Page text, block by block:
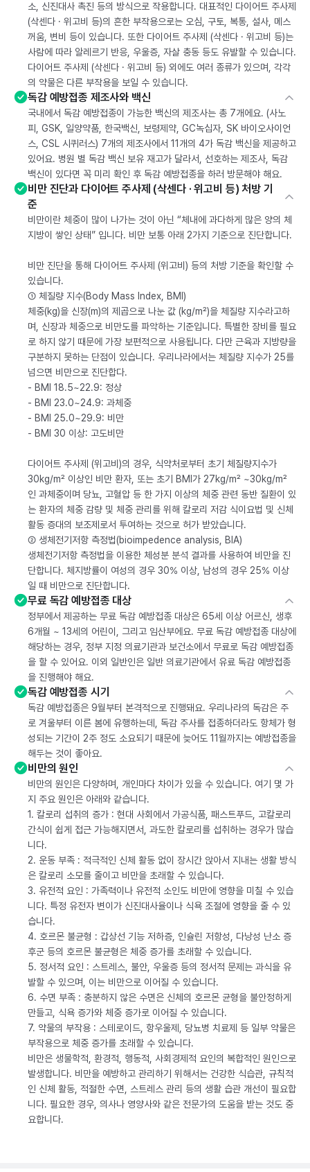
소, 신진대사 촉진 등의 방식으로 작용합니다. 대표적인 다이어트 주사제
(삭센다 · 위고비 등)의 흔한 부작용으로는 오심, 구토, 복통, 설사, 메스
꺼움, 변비 등이 있습니다. 또한 다이어트 주사제 (삭센다 · 위고비 등)는
사람에 따라 알레르기 반응, 우울증, 자살 충동 등도 유발할 수 있습니다.
다이어트 주사제 (삭센다 · 위고비 등) 외에도 여러 종류가 있으며, 각각
의 약물은 다른 부작용을 보일 수 있습니다.
독감 예방접종 제조사와 백신
국내에서 독감 예방접종이 가능한 백신의 제조사는 총 7개에요. (사노
피, GSK, 일양약품, 한국백신, 보령제약, GC녹십자, SK 바이오사이언
스, CSL 시퀴러스) 7개의 제조사에서 11개의 4가 독감 백신을 제공하고
있어요. 병원 별 독감 백신 보유 재고가 달라서, 선호하는 제조사, 독감
백신이 있다면 꼭 미리 확인 후 독감 예방접종을 하러 방문해야 해요.
비만 진단과 다이어트 주사제 (삭센다 · 위고비 등) 처방 기
준
비만이란 체중이 많이 나가는 것이 아닌 “체내에 과다하게 많은 양의 체
지방이 쌓인 상태” 입니다. 비만 보통 아래 2가지 기준으로 진단합니다.
비만 진단을 통해 다이어트 주사제 (위고비) 등의 처방 기준을 확인할 수
있습니다.
① 체질량 지수(Body Mass Index, BMI)
체중(kg)을 신장(m)의 제곱으로 나눈 값 (kg/m²)을 체질량 지수라고하
며, 신장과 체중으로 비만도를 파악하는 기준입니다. 특별한 장비를 필요
로 하지 않기 때문에 가장 보편적으로 사용됩니다. 다만 근육과 지방량을
구분하지 못하는 단점이 있습니다. 우리나라에서는 체질량 지수가 25를
넘으면 비만으로 진단합다.
- BMI 18.5~22.9: 정상
- BMI 23.0~24.9: 과체중
- BMI 25.0~29.9: 비만
- BMI 30 이상: 고도비만
다이어트 주사제 (위고비)의 경우, 식약처로부터 초기 체질량지수가
30kg/m² 이상인 비만 환자, 또는 초기 BMI가 27kg/m² ~30kg/m²
인 과체중이며 당뇨, 고혈압 등 한 가지 이상의 체중 관련 동반 질환이 있
는 환자의 체중 감량 및 체중 관리를 위해 칼로리 저감 식이요법 및 신체
활동 증대의 보조제로서 투여하는 것으로 허가 받았습니다.
② 생체전기저항 측정법(bioimpedence analysis, BIA)
생체전기저항 측정법을 이용한 체성분 분석 결과를 사용하여 비만을 진
단합니다. 체지방률이 여성의 경우 30% 이상, 남성의 경우 25% 이상
일 때 비만으로 진단합니다.
무료 독감 예방접종 대상
정부에서 제공하는 무료 독감 예방접종 대상은 65세 이상 어르신, 생후
6개월 ~ 13세의 어린이, 그리고 임산부에요. 무료 독감 예방접종 대상에
해당하는 경우, 정부 지정 의료기관과 보건소에서 무료로 독감 예방접종
을 할 수 있어요. 이외 일반인은 일반 의료기관에서 유료 독감 예방접종
을 진행해야 해요.
독감 예방접종 시기
독감 예방접종은 9월부터 본격적으로 진행돼요. 우리나라의 독감은 주
로 겨울부터 이른 봄에 유행하는데, 독감 주사를 접종하더라도 항체가 형
성되는 기간이 2주 정도 소요되기 때문에 늦어도 11월까지는 예방접종을
해두는 것이 좋아요.
비만의 원인
비만의 원인은 다양하며, 개인마다 차이가 있을 수 있습니다. 여기 몇 가
지 주요 원인은 아래와 같습니다.
1. 칼로리 섭취의 증가 : 현대 사회에서 가공식품, 패스트푸드, 고칼로리
간식이 쉽게 접근 가능해지면서, 과도한 칼로리를 섭취하는 경우가 많습
니다.
2. 운동 부족 : 적극적인 신체 활동 없이 장시간 앉아서 지내는 생활 방식
은 칼로리 소모를 줄이고 비만을 초래할 수 있습니다.
3. 유전적 요인 : 가족력이나 유전적 소인도 비만에 영향을 미칠 수 있습
니다. 특정 유전자 변이가 신진대사율이나 식욕 조절에 영향을 줄 수 있
습니다.
4. 호르몬 불균형 : 갑상선 기능 저하증, 인슐린 저항성, 다낭성 난소 증
후군 등의 호르몬 불균형은 체중 증가를 초래할 수 있습니다.
5. 정서적 요인 : 스트레스, 불안, 우울증 등의 정서적 문제는 과식을 유
발할 수 있으며, 이는 비만으로 이어질 수 있습니다.
6. 수면 부족 : 충분하지 않은 수면은 신체의 호르몬 균형을 불안정하게
만들고, 식욕 증가와 체중 증가로 이어질 수 있습니다.
7. 약물의 부작용 : 스테로이드, 항우울제, 당뇨병 치료제 등 일부 약물은
부작용으로 체중 증가를 초래할 수 있습니다.
비만은 생물학적, 환경적, 행동적, 사회경제적 요인의 복합적인 원인으로
발생합니다. 비만을 예방하고 관리하기 위해서는 건강한 식습관, 규칙적
인 신체 활동, 적절한 수면, 스트레스 관리 등의 생활 습관 개선이 필요합
니다. 필요한 경우, 의사나 영양사와 같은 전문가의 도움을 받는 것도 중
요합니다.